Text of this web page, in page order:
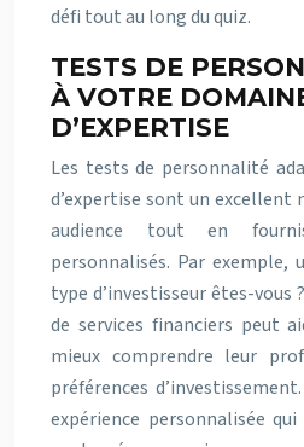
défi tout au long du quiz.
TESTS DE
À VOTRE
D’EXPERTISE
Les tests de personnalité
d’expertise sont un excellent
audience tout en
personnalisés. Par
type d’investisseur êtes-vous
de services financiers peut
mieux comprendre leur
préférences
expérience personnalisée